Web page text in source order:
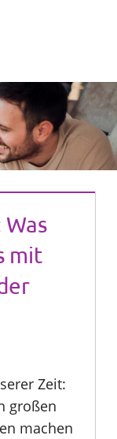
mit
Zeit:
großen
machen